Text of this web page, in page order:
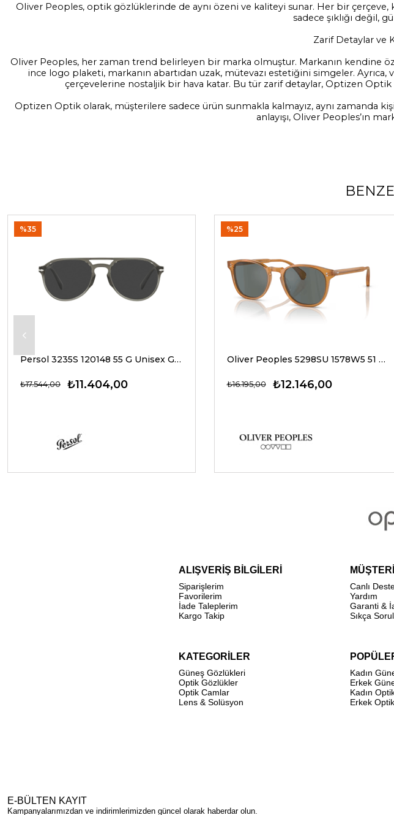
Oliver Peoples, optik gözlüklerinde de aynı özeni ve kaliteyi sunar. Her bir çerçeve,
sadece şıklığı değil,
Zarif Detaylar ve
Oliver Peoples, her zaman trend belirleyen bir marka olmuştur. Markanın kendine
ince logo plaketi, markanın abartıdan uzak, mütevazı estetiğini simgeler.
çerçevelerine nostaljik bir hava katar. Bu tür zarif detaylar, Optizen
Optizen Optik olarak, müşterilere sadece ürün sunmakla kalmayız, aynı zamanda
anlayışı, Oliver Peoples’ın
Persol 3235S 120148 55 G Unisex Güneş Gözlükleri
₺11.404,00
₺17.544,00
%35
Oliver Peoples 5298SU 1578W5 51 G Unisex Güneş Gözlükleri
₺12.146,00
₺16.195,00
%25
ALIŞVERİŞ BİLGİLERİ
Siparişlerim
Favorilerim
İade Taleplerim
Kargo Takip
Canlı
Yardım
Garanti &
Sıkça
KATEGORİLER
Güneş Gözlükleri
Optik Gözlükler
Optik Camlar
Lens & Solüsyon
Kadın
Erkek
Kadın
Erkek
E-BÜLTEN KAYIT
Kampanyalarımızdan ve indirimlerimizden güncel olarak haberdar olun.